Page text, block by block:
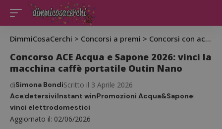
DimmiCosaCerchi > Concorsi a premi > Concorsi con acquisto
Concorso ACE Acqua e Sapone 2026: vinci la
macchina caffè portatile Outin Nano
Aggiornato il: 02/06/2026
diSimona BondiScritto il 3 Aprile 2026
AcedetersiviInstant winPromozioni Acqua&Sapone
vinci elettrodomestici